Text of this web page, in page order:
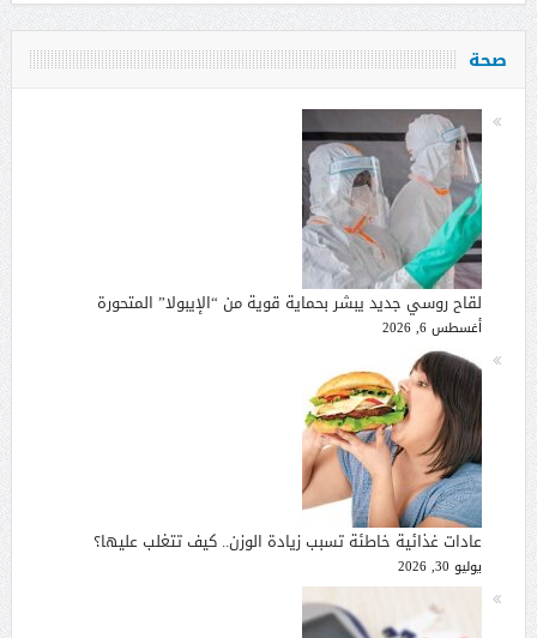
صحة
لقاح روسي جديد يبشر بحماية قوية من “الإيبولا” المتحورة
أغسطس 6, 2026
عادات غذائية خاطئة تسبب زيادة الوزن.. كيف تتغلب عليها؟
يوليو 30, 2026